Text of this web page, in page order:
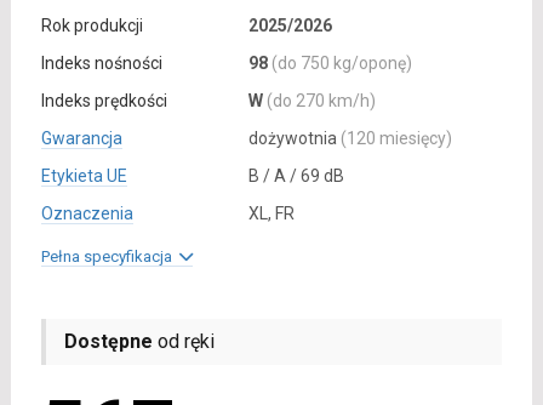
Rok produkcji
2025/2026
Indeks nośności
98 (do 750 kg/oponę)
Indeks prędkości
W (do 270 km/h)
Gwarancja
dożywotnia (120 miesięcy)
Etykieta UE
B / A / 69 dB
Oznaczenia
XL, FR
Pełna specyfikacja
Dostępne od ręki